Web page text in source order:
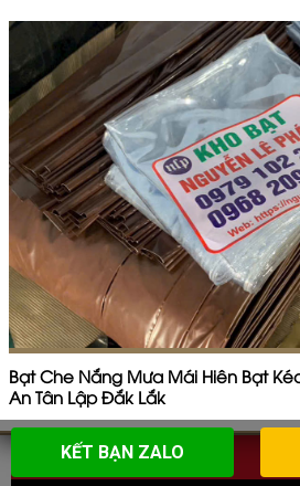
Bạt Che Nắng Mưa Mái Hiên Bạt
An Tân Lập Đắk Lắk
Kết nối với chúng tôi
KẾT BẠN ZALO